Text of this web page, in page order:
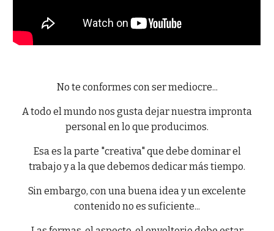
No te conformes con ser mediocre...
A todo el mundo nos gusta dejar nuestra impronta
personal en lo que producimos.
Esa es la parte "creativa" que debe dominar el
trabajo y a la que debemos dedicar más tiempo.
Sin embargo, con una buena idea y un excelente
contenido no es suficiente...